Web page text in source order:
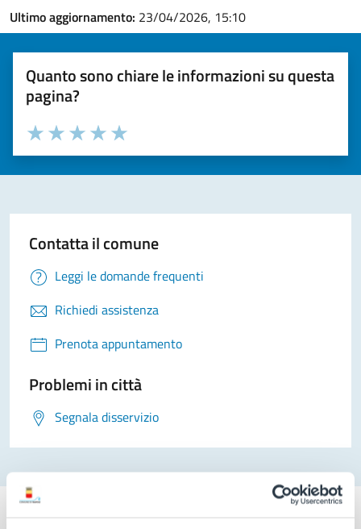
Ultimo aggiornamento: 23/04/2026, 15:10
Quanto sono chiare le informazioni su questa
pagina?
Valuta la chiarezza delle informazioni (da 1 a 5 stelle)
Seleziona il numero di stelle per valutare la chiarezza delle
Valuta 5 stelle su 5
Valuta 4 stelle su 5
Valuta 3 stelle su 5
Valuta 2 stelle su 5
Valuta 1 stelle su 5
Contatta il comune
Leggi le domande frequenti
Richiedi assistenza
Prenota appuntamento
Problemi in città
Segnala disservizio